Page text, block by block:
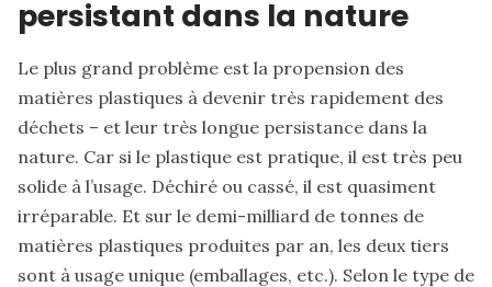
persistant dans la nature
Le plus grand problème est la propension des
matières plastiques à devenir très rapidement des
déchets – et leur très longue persistance dans la
nature. Car si le plastique est pratique, il est très peu
solide à l’usage. Déchiré ou cassé, il est quasiment
irréparable. Et sur le demi-milliard de tonnes de
matières plastiques produites par an, les deux tiers
sont à usage unique (emballages, etc.). Selon le type de